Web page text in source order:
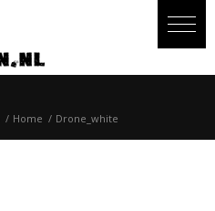
/ Home / Drone_white